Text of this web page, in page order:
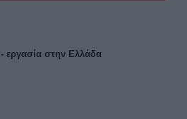
- εργασία στην Ελλάδα